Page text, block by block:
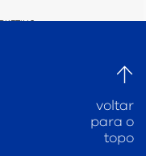
voltar
para o
topo